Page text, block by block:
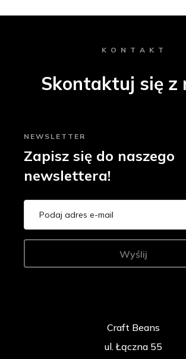
K O N T A K T
Skontaktuj się z
NEWSLETTER
Zapisz się do naszego
newslettera!
Wyślij
Craft Beans
ul. Łączna 55